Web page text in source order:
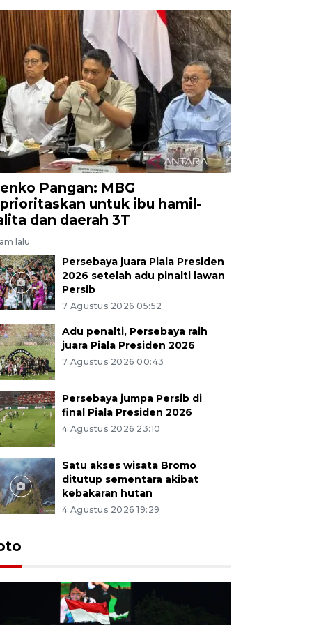
Pangan: MBG
untuk ibu hamil-
dan daerah 3T
lalu
Persebaya juara Piala Presiden
2026 setelah adu pinalti lawan
Persib
7 Agustus 2026 05:52
Adu penalti, Persebaya raih
juara Piala Presiden 2026
7 Agustus 2026 00:43
Persebaya jumpa Persib di
final Piala Presiden 2026
4 Agustus 2026 23:10
Satu akses wisata Bromo
ditutup sementara akibat
kebakaran hutan
4 Agustus 2026 19:29